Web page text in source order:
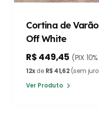
Cortina de
Off White
R$ 449,45 (PIX
12xde R$ 41,62(sem
Ver Produto